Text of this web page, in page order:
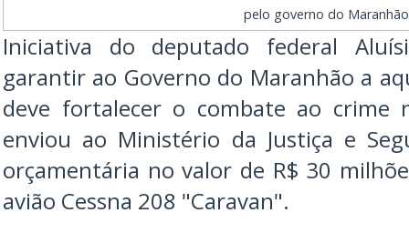
pelo governo do Maranhão
Iniciativa do deputado federal
garantir ao Governo do Maranhão a
deve fortalecer o combate ao crime
enviou ao Ministério da Justiça e
orçamentária no valor de R$ 30
avião Cessna 208 "Caravan".